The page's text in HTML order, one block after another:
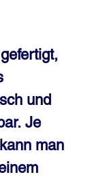
und
Je
man